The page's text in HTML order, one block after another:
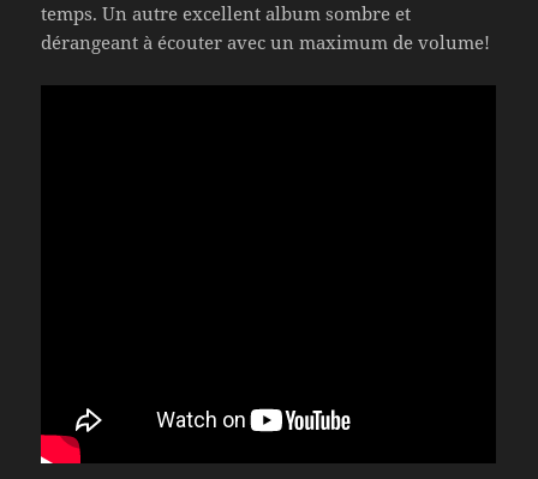
temps. Un autre excellent album sombre et
dérangeant à écouter avec un maximum de volume!